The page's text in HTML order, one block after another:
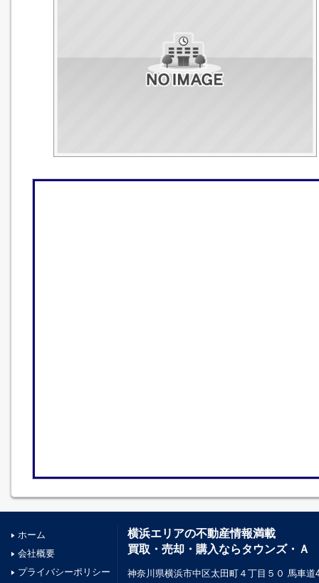
ホーム
会社概要
プライバシーポリシー
横浜エリアの不動産情報満載
買取・売却・購入ならタウンズ・Ａ
神奈川県横浜市中区太田町４丁目５０ 馬車道